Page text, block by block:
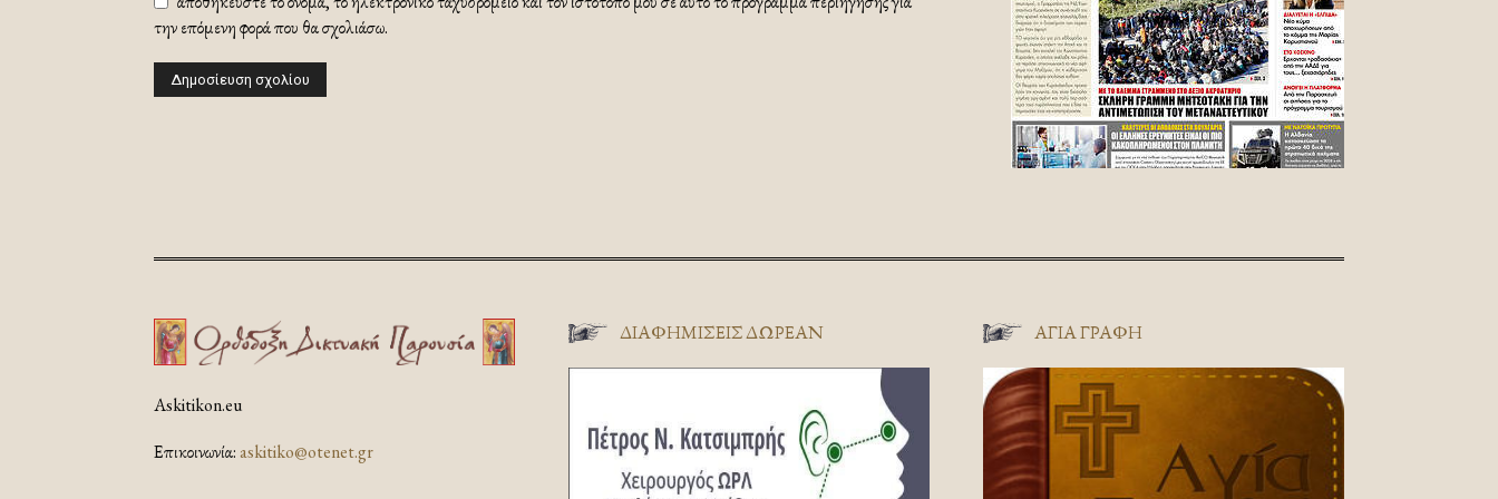
την επόμενη φορά που θα σχολιάσω.
Askitikon.eu
Επικοινωνία:askitiko@otenet.gr
ΔΙΑΦΗΜΊΣΕΙΣ ΔΩΡΕΆΝ ΑΓΊΑ ΓΡΑΦΉ